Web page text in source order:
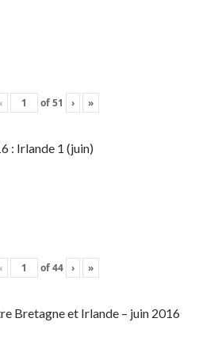
‹ of51 › »
: Irlande 1 (juin)
‹ of44 › »
Bretagne et Irlande – juin 2016